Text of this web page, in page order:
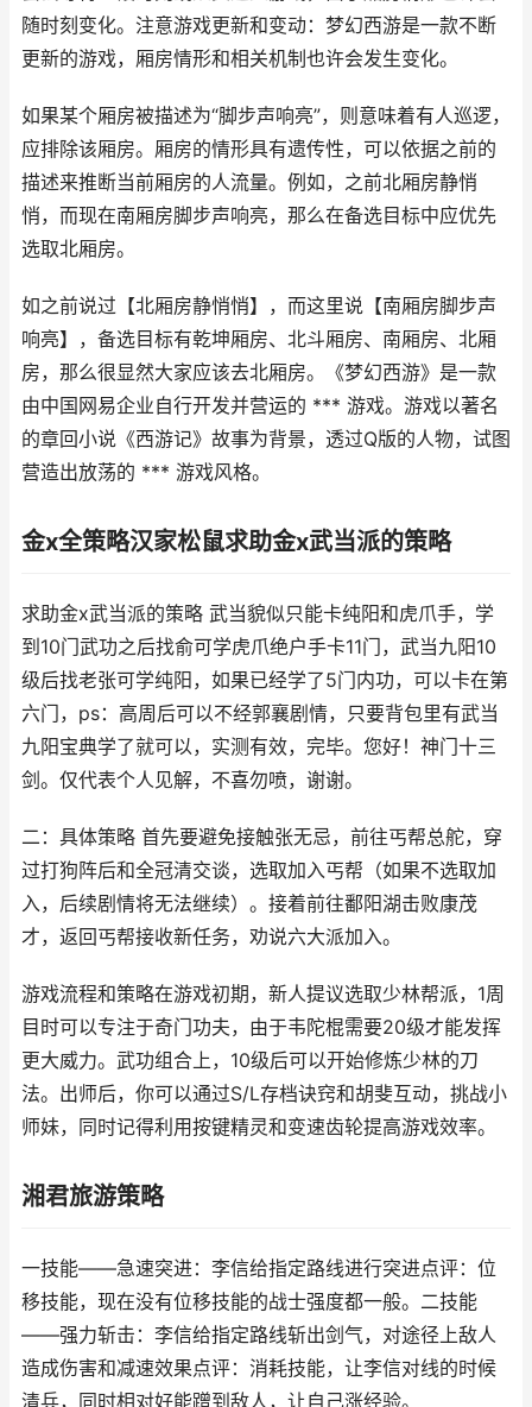
随时刻变化。注意游戏更新和变动：梦幻西游是一款不断
更新的游戏，厢房情形和相关机制也许会发生变化。
如果某个厢房被描述为“脚步声响亮”，则意味着有人巡逻，
应排除该厢房。厢房的情形具有遗传性，可以依据之前的
描述来推断当前厢房的人流量。例如，之前北厢房静悄
悄，而现在南厢房脚步声响亮，那么在备选目标中应优先
选取北厢房。
如之前说过【北厢房静悄悄】，而这里说【南厢房脚步声
响亮】，备选目标有乾坤厢房、北斗厢房、南厢房、北厢
房，那么很显然大家应该去北厢房。《梦幻西游》是一款
由中国网易企业自行开发并营运的 *** 游戏。游戏以著名
的章回小说《西游记》故事为背景，透过Q版的人物，试图
营造出放荡的 *** 游戏风格。
金x全策略汉家松鼠求助金x武当派的策略
求助金x武当派的策略 武当貌似只能卡纯阳和虎爪手，学
到10门武功之后找俞可学虎爪绝户手卡11门，武当九阳10
级后找老张可学纯阳，如果已经学了5门内功，可以卡在第
六门，ps：高周后可以不经郭襄剧情，只要背包里有武当
九阳宝典学了就可以，实测有效，完毕。您好！神门十三
剑。仅代表个人见解，不喜勿喷，谢谢。
二：具体策略 首先要避免接触张无忌，前往丐帮总舵，穿
过打狗阵后和全冠清交谈，选取加入丐帮（如果不选取加
入，后续剧情将无法继续）。接着前往鄱阳湖击败康茂
才，返回丐帮接收新任务，劝说六大派加入。
游戏流程和策略在游戏初期，新人提议选取少林帮派，1周
目时可以专注于奇门功夫，由于韦陀棍需要20级才能发挥
更大威力。武功组合上，10级后可以开始修炼少林的刀
法。出师后，你可以通过S/L存档诀窍和胡斐互动，挑战小
师妹，同时记得利用按键精灵和变速齿轮提高游戏效率。
湘君旅游策略
一技能——急速突进：李信给指定路线进行突进点评：位
移技能，现在没有位移技能的战士强度都一般。二技能
——强力斩击：李信给指定路线斩出剑气，对途径上敌人
造成伤害和减速效果点评：消耗技能，让李信对线的时候
清兵，同时相对好能蹭到敌人，让自己涨经验。